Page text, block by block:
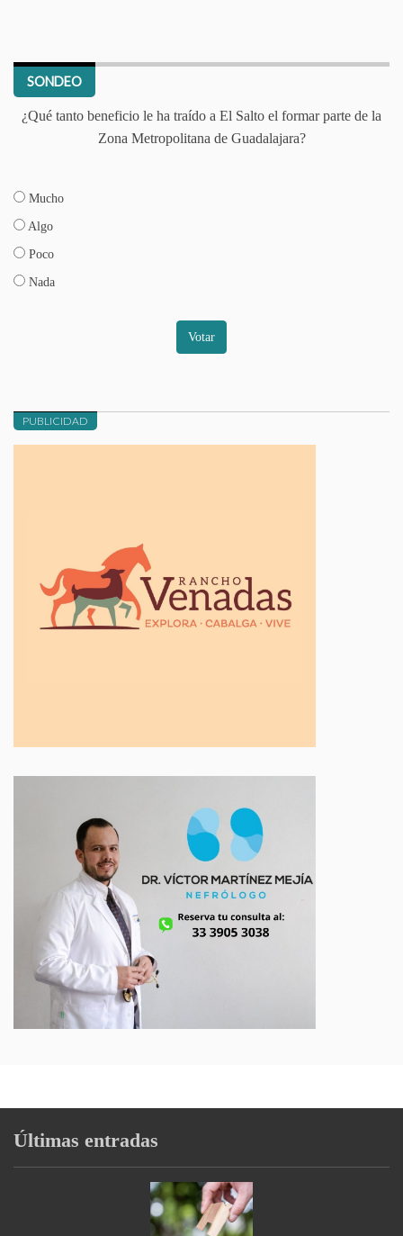
SONDEO
¿Qué tanto beneficio le ha traído a El Salto el formar parte de la
Zona Metropolitana de Guadalajara?
Mucho
Algo
Poco
Nada
Votar
PUBLICIDAD
Últimas entradas